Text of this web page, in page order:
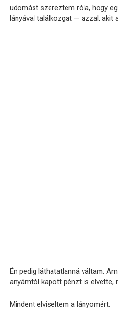
udomást szereztem róla, hogy
lányával találkozgat — azzal, akit
Én pedig láthatatlanná váltam.
anyámtól kapott pénzt is elvette,
Mindent elviseltem a lányomért.